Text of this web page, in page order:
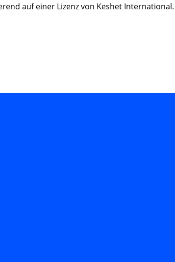
auf einer Lizenz von Keshet International.